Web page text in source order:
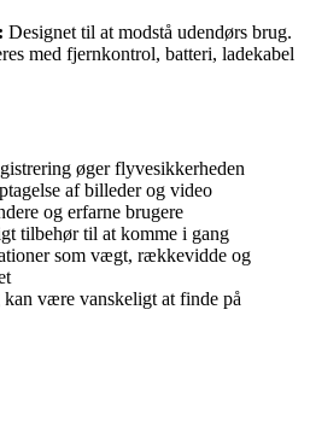
Designet til at modstå udendørs brug.
med fjernkontrol, batteri, ladekabel
øger flyvesikkerheden
af billeder og video
og erfarne brugere
tilbehør til at komme i gang
som vægt, rækkevidde og
kan være vanskeligt at finde på